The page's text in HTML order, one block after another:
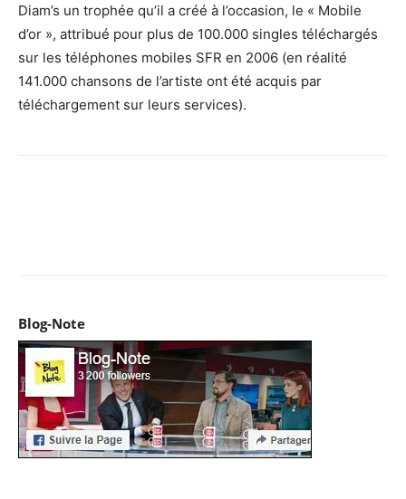
Diam’s un trophée qu’il a créé à l’occasion, le « Mobile
d’or », attribué pour plus de 100.000 singles téléchargés
sur les téléphones mobiles SFR en 2006 (en réalité
141.000 chansons de l’artiste ont été acquis par
téléchargement sur leurs services).
Blog-Note